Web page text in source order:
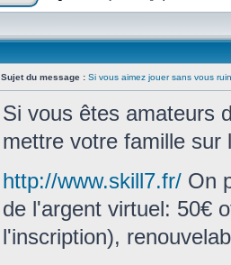
Sujet du message : Si vous aimez jouer sans vous
Si vous êtes amateurs
mettre votre famille sur
http://www.skill7.fr/ On
de l'argent virtuel: 50€
l'inscription),